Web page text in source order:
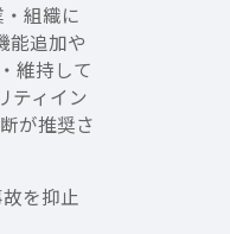
組織に
能追加や
維持して
ティイン
が推奨さ
を抑止